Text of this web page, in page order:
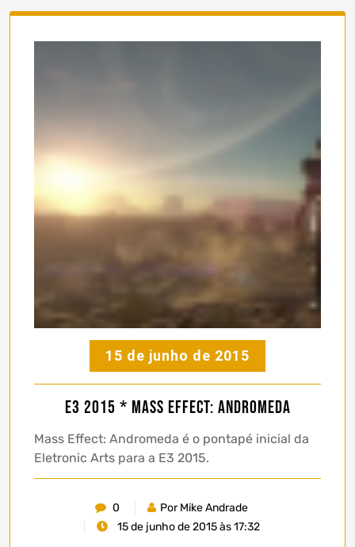
15 de junho de 2015
E3 2015 * Mass Effect: Andromeda
Mass Effect: Andromeda é o pontapé inicial da
Eletronic Arts para a E3 2015.
0
Por Mike Andrade
15 de junho de 2015 às 17:32